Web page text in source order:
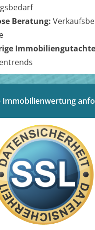
Beratung:
Immobilienwertung